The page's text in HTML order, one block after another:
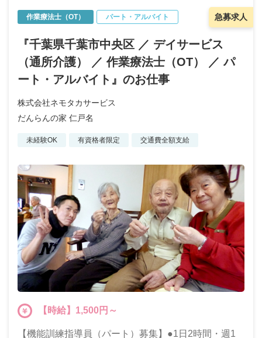
急募求人
作業療法士（OT） パート・アルバイト
『千葉県千葉市中央区 ／ デイサービス
（通所介護） ／ 作業療法士（OT） ／ パ
ート・アルバイト』のお仕事
株式会社ネモタカサービス
だんらんの家 仁戸名
未経験OK 有資格者限定 交通費全額支給
【時給】1,500円～
【機能訓練指導員（パート）募集】●1日2時間・週1